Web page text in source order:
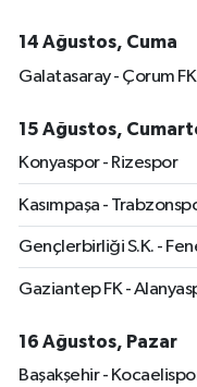
14 Ağustos, Cuma
Galatasaray - Çorum FK
15 Ağustos,
Konyaspor - Rizespor
Kasımpaşa -
Gençlerbirliği S.K. -
Gaziantep FK -
16 Ağustos, Pazar
Başakşehir -